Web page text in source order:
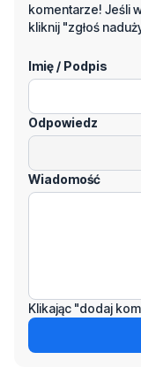
komentarze! Jeśli
kliknij "zgłoś
Imię / Podpis
Odpowiedz
Wiadomość
Klikając "dodaj